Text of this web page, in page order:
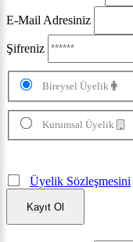
E-Mail Adresiniz
Şifreniz
Bireysel Üyelik
Kurumsal Üyelik
Üyelik Sözleşmesini
Kayıt Ol